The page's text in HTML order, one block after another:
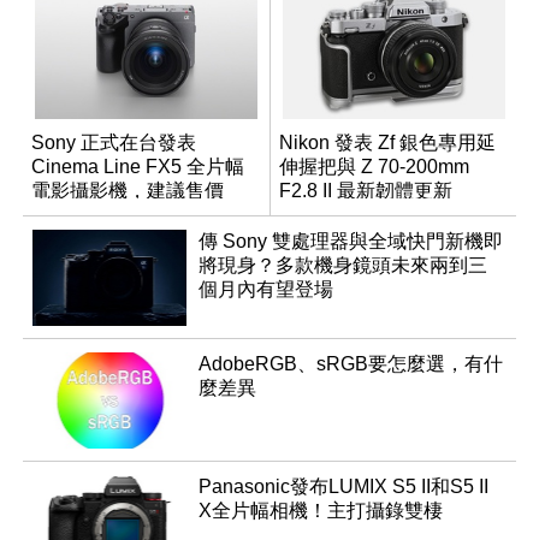
Sony 正式在台發表
Cinema Line FX5 全片幅
電影攝影機，建議售價
NT$144,980
Nikon 發表 Zf 銀色專用延
伸握把與 Z 70-200mm
F2.8 II 最新韌體更新
傳 Sony 雙處理器與全域快門新機即
將現身？多款機身鏡頭未來兩到三
個月內有望登場
AdobeRGB、sRGB要怎麼選，有什
麼差異
Panasonic發布LUMIX S5 II和S5 II
X全片幅相機！主打攝錄雙棲